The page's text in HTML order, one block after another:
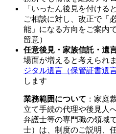
「いったん後見を付ける
ご相談に対し、改正で「
能」になる方向をご案内
留意）
任意後見・家族信託・遺
場面が増えると考えられ
ジタル遺言（保管証書遺言
します
業務範囲について ：家庭
立て手続の代理や後見人
弁護士等の専門職の領域
士）は、制度のご説明、